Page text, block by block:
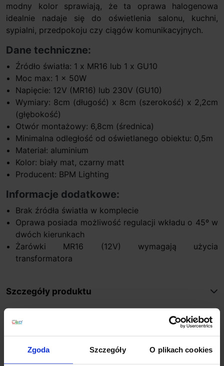
Zgoda Szczegóły O plikach cookies
modny kolor sprawiają, że ta oprawa halogenowa
idealnie nadaje się do oświetlenia salonu, kuchni,
sypialni, przedpokoju czy ciągów komunikacyjnych.
Dane techniczne:
Źródło światła: 1 x MR16 lub 1 x GU10
Moc max: 1 x 50W
Napięcie: 12V (MR16) lub 230V (GU10)
Wymiary: 8cm (długość) x 8cm (szerokość) x 2,2cm
(głębokość)
Otwór montażowy: 6,8cm (średnica)
Minimalna odległość od oświetlanego obiektu: 0,5m
Materiał: aluminium
Kolor: biały mat, czarny matt
Producent: BPM Lighting
Informacje dodatkowe:
Brak źródła światła w komplecie
Oprawa posiada możliwość regulacji wkładu o 45º w
dwóch kierunkach
Żarówki MR16 (12V) wymagają użycia
transformatora
Szczegóły produktu
Zobacz także
Promocja